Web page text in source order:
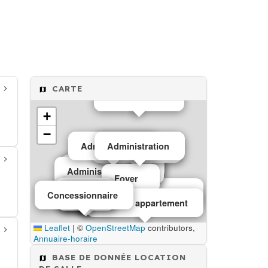
CARTE
Ecole publique
Location vehicule
Location vehicule
Location vehicule
mairie
Ecole
Administration
Mairie
Mairie
Mairie
Administration
Administration
Foyer
mairie
location appartement
Administration
Mairie
Mairie
Concessionnaire
+
−
Leaflet | © OpenStreetMap contributors,
Annuaire-horaire
BASE DE DONNÉE LOCATION